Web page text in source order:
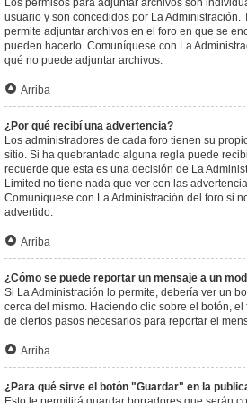
Los permisos para adjuntar archivos son
usuario y son concedidos por La Administración.
permite adjuntar archivos en el foro en que se
pueden hacerlo. Comuníquese con La
qué no puede adjuntar archivos.
Arriba
¿Por qué recibí una advertencia?
Los administradores de cada foro tienen su
sitio. Si ha quebrantado alguna regla puede
recuerde que esta es una decisión de La
Limited no tiene nada que ver con las
Comuníquese con La Administración del foro si
advertido.
Arriba
¿Cómo se puede reportar un mensaje a un
Si La Administración lo permite, debería ver un
cerca del mismo. Haciendo clic sobre el botón,
de ciertos pasos necesarios para reportar el
Arriba
¿Para qué sirve el botón "Guardar" en la